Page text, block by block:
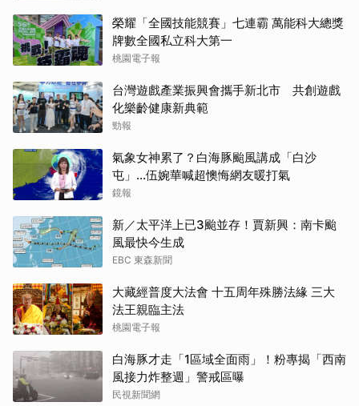
榮耀「全國技能競賽」七連霸 萬能科大總獎
牌數全國私立科大第一
桃園電子報
台灣遊戲產業振興會攜手新北市 共創遊戲
化樂齡健康新典範
勁報
氣象女神累了？白海豚颱風講成「白沙
屯」...伍婉華喊超懊悔網友暖打氣
鏡報
新／太平洋上已3颱並存！賈新興：南卡颱
風最快今生成
EBC 東森新聞
大藏經普度大法會 十五周年殊勝法緣 三大
法王親臨主法
桃園電子報
白海豚才走「1區域全面雨」！粉專揭「西南
風接力炸整週」警戒區曝
民視新聞網